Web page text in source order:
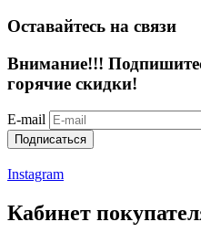
Оставайтесь на связи
Внимание!!!
горячие скидки!
E-mail
Подписаться
Instagram
Кабинет